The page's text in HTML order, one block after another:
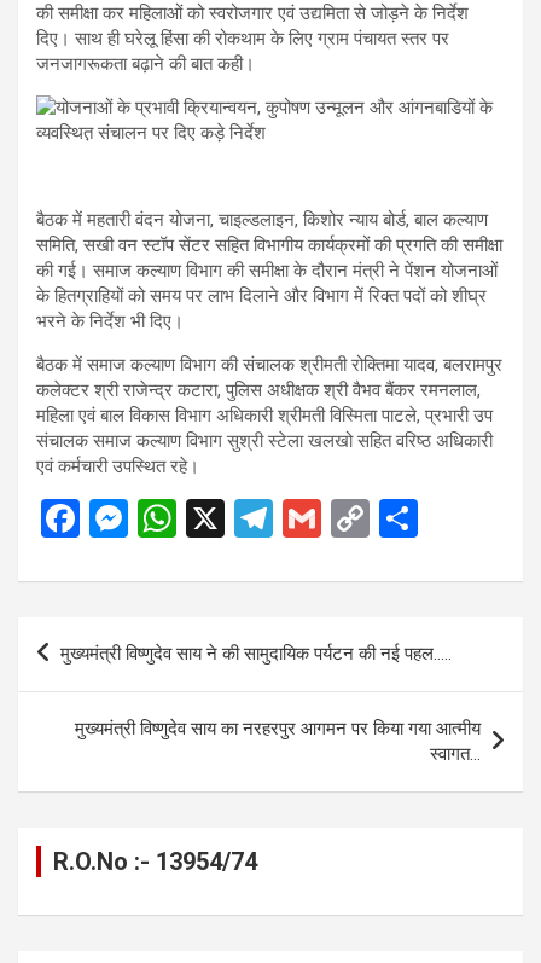
की समीक्षा कर महिलाओं को स्वरोजगार एवं उद्यमिता से जोड़ने के निर्देश
दिए। साथ ही घरेलू हिंसा की रोकथाम के लिए ग्राम पंचायत स्तर पर
जनजागरूकता बढ़ाने की बात कही।
बैठक में महतारी वंदन योजना, चाइल्डलाइन, किशोर न्याय बोर्ड, बाल कल्याण
समिति, सखी वन स्टॉप सेंटर सहित विभागीय कार्यक्रमों की प्रगति की समीक्षा
की गई। समाज कल्याण विभाग की समीक्षा के दौरान मंत्री ने पेंशन योजनाओं
के हितग्राहियों को समय पर लाभ दिलाने और विभाग में रिक्त पदों को शीघ्र
भरने के निर्देश भी दिए।
बैठक में समाज कल्याण विभाग की संचालक श्रीमती रोक्तिमा यादव, बलरामपुर
कलेक्टर श्री राजेन्द्र कटारा, पुलिस अधीक्षक श्री वैभव बैंकर रमनलाल,
महिला एवं बाल विकास विभाग अधिकारी श्रीमती विस्मिता पाटले, प्रभारी उप
संचालक समाज कल्याण विभाग सुश्री स्टेला खलखो सहित वरिष्ठ अधिकारी
एवं कर्मचारी उपस्थित रहे।
F
ce
b
o
o
k
M
se
n
g
er
W
at
A
p
p
X
T
e
gr
a
m
G
ail
C
py
Li
n
k
ar
Post
navigation
मुख्यमंत्री विष्णुदेव साय ने की सामुदायिक पर्यटन की नई पहल…..
मुख्यमंत्री विष्णुदेव साय का नरहरपुर आगमन पर किया गया आत्मीय
स्वागत…
R.O.No :- 13954/74